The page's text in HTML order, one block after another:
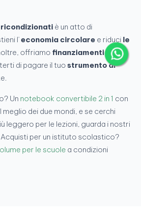
è un atto di
l' economia circolare e riduci le
offriamo finanziamenti
di pagare il tuo strumento di
Un notebook convertibile 2 in 1 con
dei due mondi, e se cerchi
leggero per le lezioni, guarda i nostri
Acquisti per un istituto scolastico?
per le scuole a condizioni